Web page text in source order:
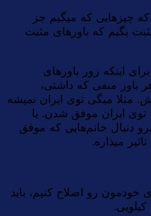
چیزهایی که میگیم جز
بگیم که باورهای مثبت
اینکه زور باورهای
باور منفی که داشتی،
مثلا میگی توی ایران نمیشه
توی ایران موفق شدن. یا
دنبال خانم‌هایی که موفق
میذاره.
خودمون رو اصلاح کنیم، باید